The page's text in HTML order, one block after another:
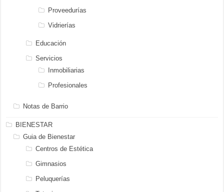
Proveedurías
Vidrierías
Educación
Servicios
Inmobiliarias
Profesionales
Notas de Barrio
BIENESTAR
Guia de Bienestar
Centros de Estética
Gimnasios
Peluquerías